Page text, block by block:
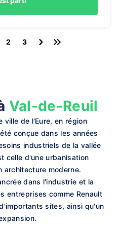
2 3
Val-de-Reuil
ville de l'Eure, en région
conçue dans les années
industriels de la vallée
celle d'une urbanisation
architecture moderne.
dans l'industrie et la
entreprises comme Renault
sites, ainsi qu'un